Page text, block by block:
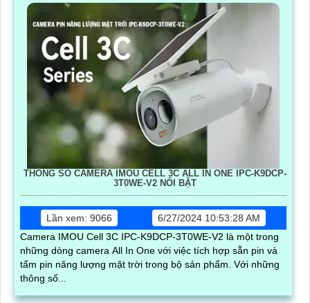
THÔNG SỐ CAMERA IMOU CELL 3C ALL IN ONE IPC-K9DCP-
3T0WE-V2 NỔI BẬT
Lần xem: 9066
6/27/2024 10:53:28 AM
Camera IMOU Cell 3C IPC-K9DCP-3T0WE-V2 là một trong
những dòng camera All In One với việc tích hợp sẵn pin và
tấm pin năng lượng mặt trời trong bộ sản phẩm. Với những
thông số...